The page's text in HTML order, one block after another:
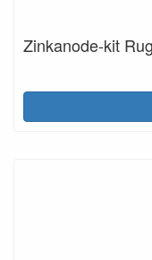
Zinkanode-kit